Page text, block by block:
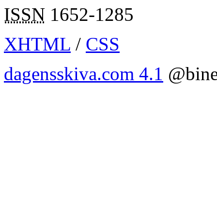
ISSN 1652-1285
XHTML / CSS
dagensskiva.com 4.1